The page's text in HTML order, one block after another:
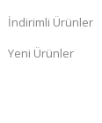
İndirimli Ürünler
Yeni Ürünler